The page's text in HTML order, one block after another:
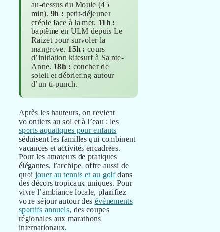
au-dessus du Moule (45
min). 9h : petit-déjeuner
créole face à la mer. 11h :
baptême en ULM depuis Le
Raizet pour survoler la
mangrove. 15h : cours
d’initiation kitesurf à Sainte-
Anne. 18h : coucher de
soleil et débriefing autour
d’un ti-punch.
Après les hauteurs, on revient
volontiers au sol et à l’eau : les
sports aquatiques pour enfants
séduisent les familles qui combinent
vacances et activités encadrées.
Pour les amateurs de pratiques
élégantes, l’archipel offre aussi de
quoi jouer au tennis et au golfdans
des décors tropicaux uniques. Pour
vivre l’ambiance locale, planifiez
votre séjour autour des événements
sportifs annuels, des coupes
régionales aux marathons
internationaux.